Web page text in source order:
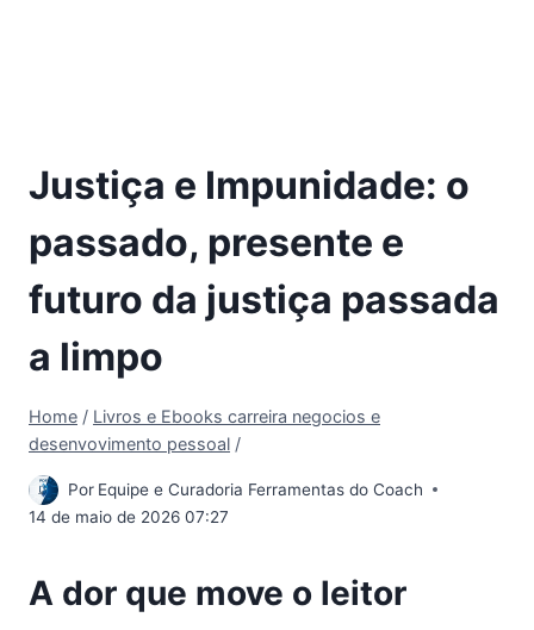
Justiça e Impunidade: o
passado, presente e
futuro da justiça passada
a limpo
Home / Livros e Ebooks carreira negocios e
desenvovimento pessoal /
Por Equipe e Curadoria Ferramentas do Coach
14 de maio de 2026 07:27
A dor que move o leitor